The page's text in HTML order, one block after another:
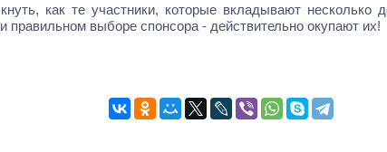
как те участники, которые вкладывают несколько
правильном выборе спонсора - действительно окупают их!